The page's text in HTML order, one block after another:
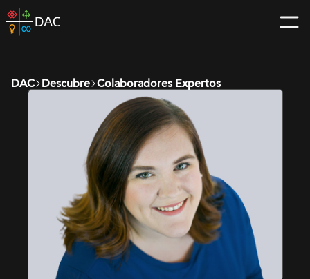
Skip
to
home
DAC Descubre Colaboradores Expertos